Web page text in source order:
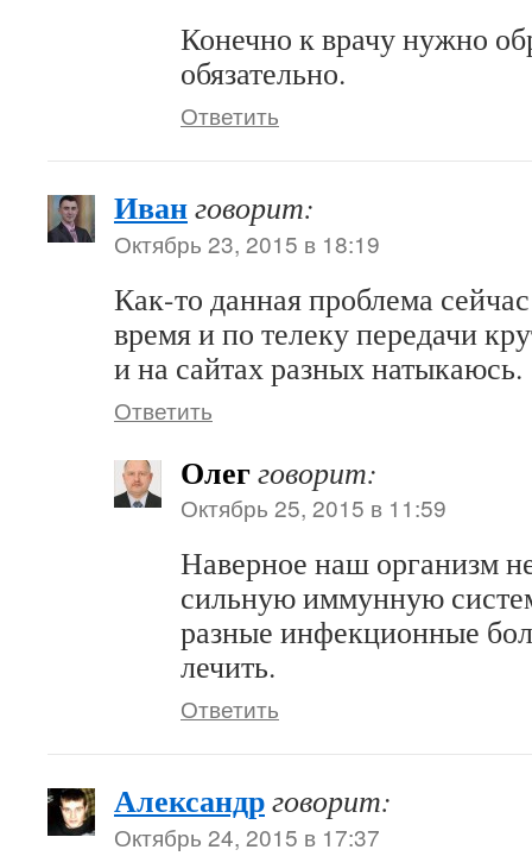
Конечно к врачу нужно
обязательно.
Ответить
Иванговорит:
Октябрь 23, 2015 в 18:19
Как-то данная проблема
время и по телеку передачи
и на сайтах разных натыкаюсь.
Ответить
Олегговорит:
Октябрь 25, 2015 в 11:59
Наверное наш организм
сильную иммунную
разные инфекционные
лечить.
Ответить
Александрговорит:
Октябрь 24, 2015 в 17:37